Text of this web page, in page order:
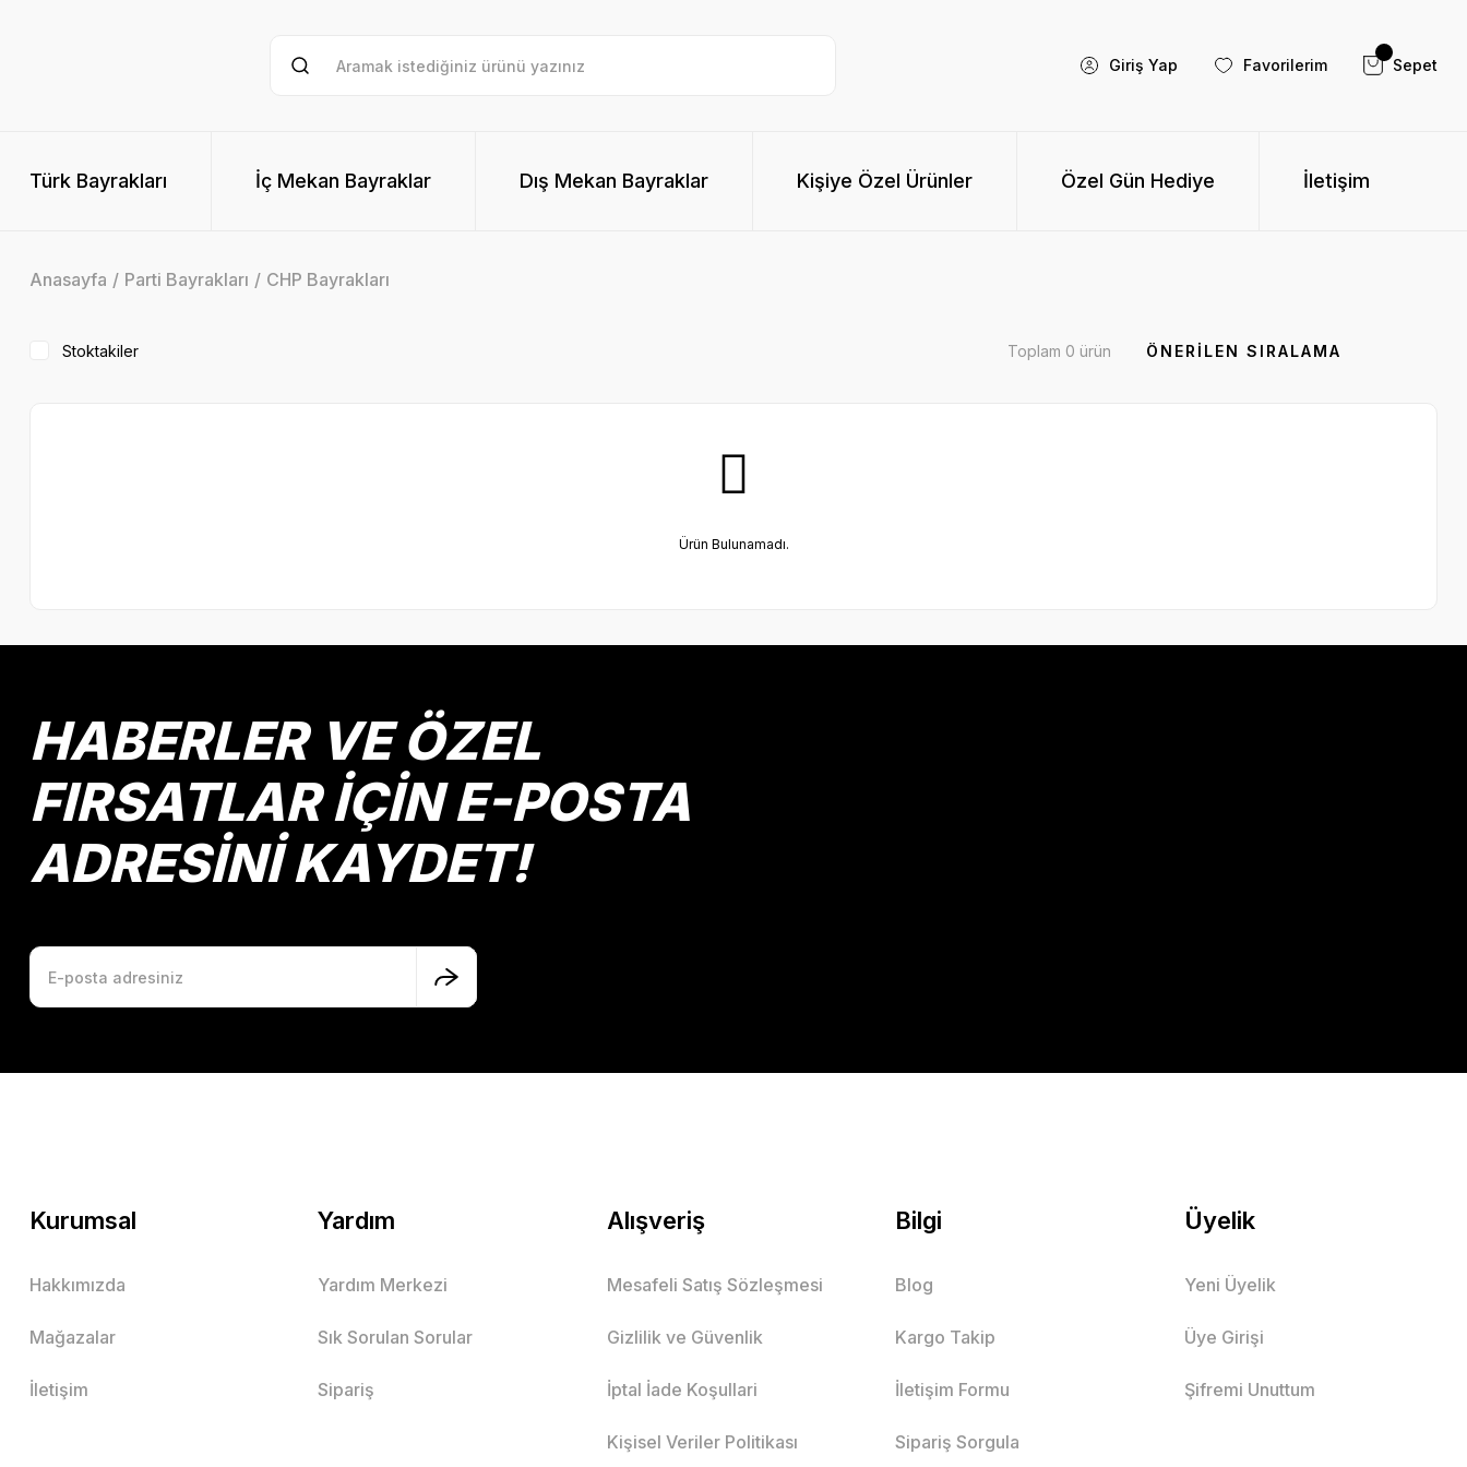
Giriş Yap Favorilerim Sepet
Türk Bayrakları İç Mekan Bayraklar Dış Mekan Bayraklar Kişiye Özel Ürünler Özel Gün Hediye İletişim
Anasayfa Parti Bayrakları CHP Bayrakları
Stoktakiler Toplam 0 ürün
Ürün Bulunamadı.
HABERLER VE ÖZEL
FIRSATLAR İÇİN E-POSTA
ADRESİNİ KAYDET!
Kurumsal
Hakkımızda
Mağazalar
İletişim
Yardım
Yardım Merkezi
Sık Sorulan Sorular
Sipariş
Alışveriş
Mesafeli Satış Sözleşmesi
Gizlilik ve Güvenlik
İptal İade Koşullari
Kişisel Veriler Politikası
Bilgi
Blog
Kargo Takip
İletişim Formu
Sipariş Sorgula
Üyelik
Yeni Üyelik
Üye Girişi
Şifremi Unuttum